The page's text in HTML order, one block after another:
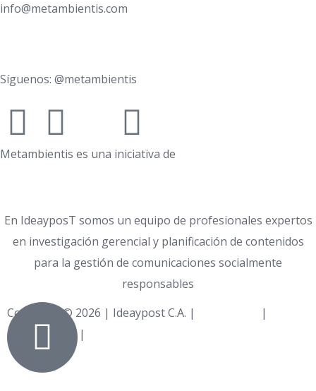
info@metambientis.com
Síguenos: @metambientis
Metambientis es una iniciativa de
En IdeayposT somos un equipo de profesionales expertos
en investigación gerencial y planificación de contenidos
para la gestión de comunicaciones socialmente
responsables
Copyright © 2026 | Ideaypost C.A. |
|
de Privacidad |